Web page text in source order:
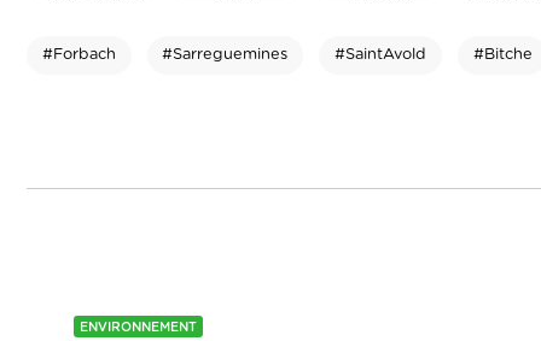
#Forbach #Sarreguemines #SaintAvold #Bitche
ENVIRONNEMENT